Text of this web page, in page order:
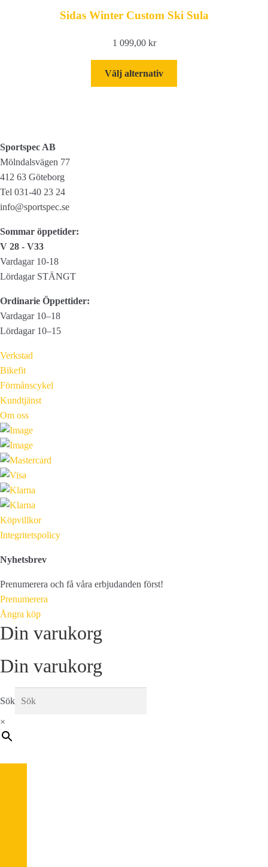
Sidas Winter Custom Ski Sula
1 099,00 kr
Välj alternativ
Sportspec AB
Mölndalsvägen 77
412 63 Göteborg
Tel 031-40 23 24
info@sportspec.se
Sommar öppetider:
V 28 - V33
Vardagar 10-18
Lördagar STÄNGT
Ordinarie Öppettider:
Vardagar 10–18
Lördagar 10–15
Verkstad
Bikefit
Förmånscykel
Kundtjänst
Om oss
Köpvillkor
Integritetspolicy
Nyhetsbrev
Prenumerera och få våra erbjudanden först!
Prenumerera
Ångra köp
Din varukorg
Din varukorg
Sök
×